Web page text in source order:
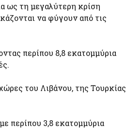
ως τη μεγαλύτερη κρίση
να φύγουν από τις
περίπου 8,8 εκατομμύρια
του Λιβάνου, της Τουρκίας
περίπου 3,8 εκατομμύρια